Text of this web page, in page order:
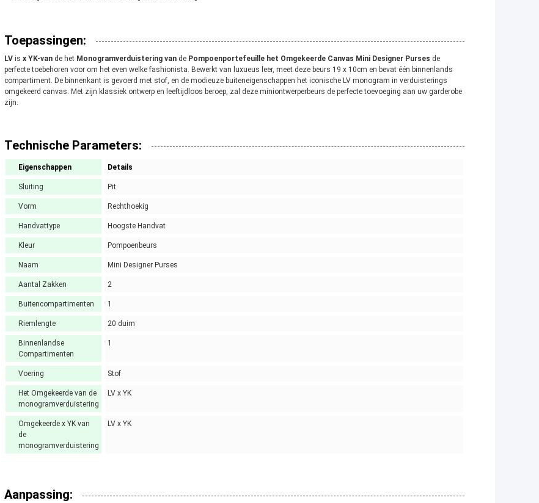
Toepassingen:
LV is x YK-van de het Monogramverduistering van de Pompoenportefeuille het Omgekeerde Canvas Mini Designer Purses de
perfecte toebehoren voor om het even welke fashionista. Bewerkt van luxueus leer, meet deze beurs 19 x 10cm en bevat één binnenlands
compartiment. De binnenkant is gevoerd met stof, en de modieuze buiteneigenschappen het iconische LV monogram in verduisterings
omgekeerd canvas. Met zijn klassiek ontwerp en leeftijdloos beroep, zal deze miniontwerperbeurs de perfecte toevoeging aan uw garderobe
zijn.
Technische Parameters:
Eigenschappen Details
Sluiting Pit
Vorm Rechthoekig
Handvattype Hoogste Handvat
Kleur Pompoenbeurs
Naam Mini Designer Purses
Aantal Zakken 2
Buitencompartimenten 1
Riemlengte 20 duim
Binnenlandse
Compartimenten
1
Voering Stof
Het Omgekeerde van de
monogramverduistering
LV x YK
Omgekeerde x YK van
de
monogramverduistering
LV x YK
Aanpassing: